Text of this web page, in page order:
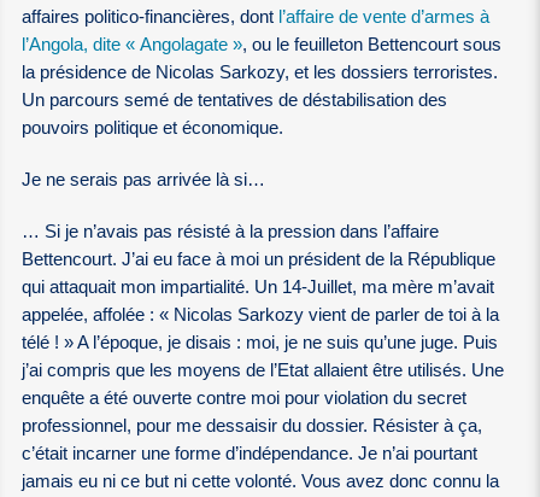
affaires politico-financières, dont l’affaire de vente d’armes à
l’Angola, dite « Angolagate », ou le feuilleton Bettencourt sous
la présidence de Nicolas Sarkozy, et les dossiers terroristes.
Un parcours semé de tentatives de déstabilisation des
pouvoirs politique et économique.
Je ne serais pas arrivée là si…
… Si je n’avais pas résisté à la pression dans l’affaire
Bettencourt. J’ai eu face à moi un président de la République
qui attaquait mon impartialité. Un 14-Juillet, ma mère m’avait
appelée, affolée : « Nicolas Sarkozy vient de parler de toi à la
télé ! » A l’époque, je disais : moi, je ne suis qu’une juge. Puis
j’ai compris que les moyens de l’Etat allaient être utilisés. Une
enquête a été ouverte contre moi pour violation du secret
professionnel, pour me dessaisir du dossier. Résister à ça,
c’était incarner une forme d’indépendance. Je n’ai pourtant
jamais eu ni ce but ni cette volonté. Vous avez donc connu la